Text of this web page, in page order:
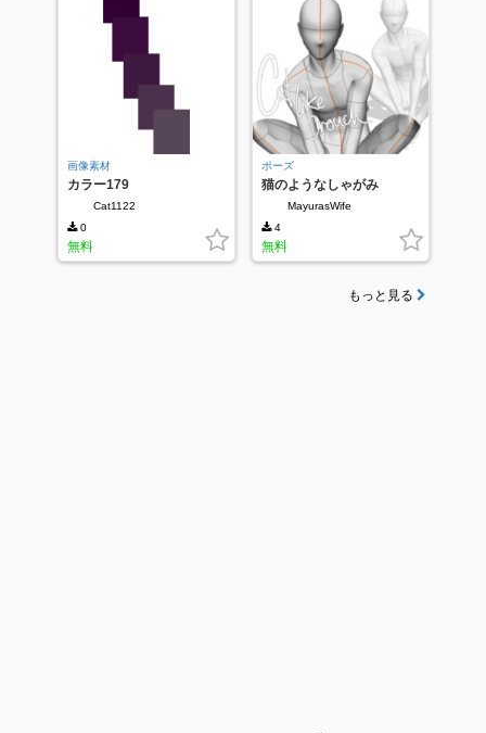
画像素材
カラー179
Cat1122
0
無料
ポーズ
猫のようなしゃがみ
MayurasWife
4
無料
もっと見る